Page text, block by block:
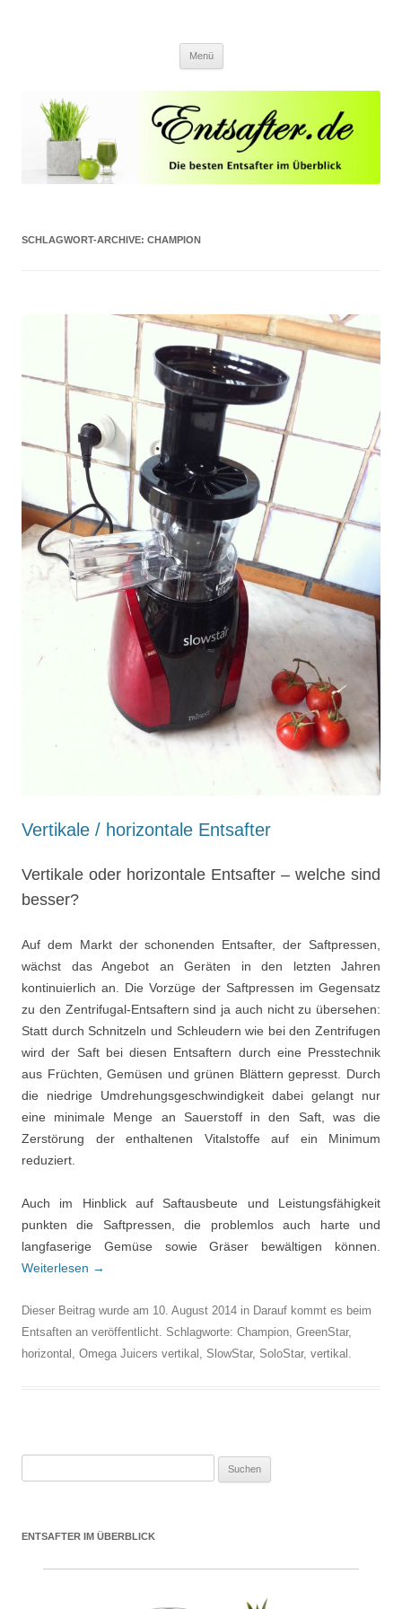
Menü
SCHLAGWORT-ARCHIVE: CHAMPION
Vertikale / horizontale Entsafter
Vertikale oder horizontale Entsafter – welche sind
besser?
Auf dem Markt der schonenden Entsafter, der Saftpressen,
wächst das Angebot an Geräten in den letzten Jahren
kontinuierlich an. Die Vorzüge der Saftpressen im Gegensatz
zu den Zentrifugal-Entsaftern sind ja auch nicht zu übersehen:
Statt durch Schnitzeln und Schleudern wie bei den Zentrifugen
wird der Saft bei diesen Entsaftern durch eine Presstechnik
aus Früchten, Gemüsen und grünen Blättern gepresst. Durch
die niedrige Umdrehungsgeschwindigkeit dabei gelangt nur
eine minimale Menge an Sauerstoff in den Saft, was die
Zerstörung der enthaltenen Vitalstoffe auf ein Minimum
reduziert.
Auch im Hinblick auf Saftausbeute und Leistungsfähigkeit
punkten die Saftpressen, die problemlos auch harte und
langfaserige Gemüse sowie Gräser bewältigen können.
Weiterlesen →
Dieser Beitrag wurde am 10. August 2014 in Darauf kommt es beim
Entsaften an veröffentlicht. Schlagworte: Champion, GreenStar,
horizontal , Omega Juicers vertikal , SlowStar, SoloStar, vertikal .
ENTSAFTER IM ÜBERBLICK